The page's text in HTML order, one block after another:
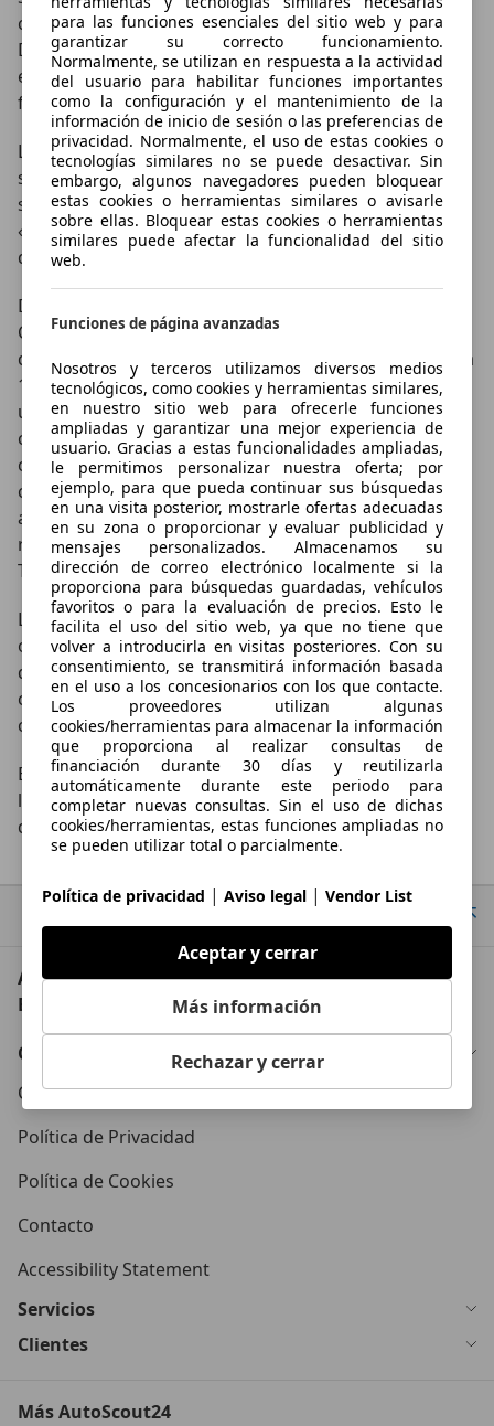
cada modelo no puede ser inferior a 1.000 por serie.
Dentro de una misma serie se pueden contabilizar
ediciones limitadas en número de unidades
fabricadas.
La marca austríaca KTM, presentó en 2009 una
superbike muy llamativa: la 1190 RC8, carenada de
serie en negro y naranja. Las ediciones limitadas
«Akrapovic» y «Red Bull» llevan instalados el sistema
de escape de competición Evo4 en titanio.
Ducati domina sin lugar a dudas la competición en el
Campeonato del Mundo, de ahí el interés que
despierta esta superdeportiva. Ducati demostró con la
1000DS (Dual Spark) su actual superioridad gracias a
una técnica innovadora. La electrónica de a bordo
controla la temperatura del aceite, la gestión de
combustible, tiempos entre revisiones y protección
contra uso indebido (antirrobo). El conductor
autorizado tiene a su disposición la potencia, aunque
reducida de forma deliberada, de un motor Desmo-L-
Twin con 95 CV y seis marchas.
La actual Supersport S1000 RR de BMW rueda con
optimismo bajo los colores negro y rojo en esta nueva
década. En su motor de cuatro cilindros, 999 cm3 de
cilindrada y más de 193 CV de potencia, «martillean»
cuatro válvulas de titanio a 13.000 r.p.m.
Estos ejemplos son para todos los demás fabricantes
la excusa perfecta para participar en esta competición
de la clase reina.
AutoScout24: el mayor mercado de automoción de
Europa
Conócenos
Condiciones Generales
Política de Privacidad
Política de Cookies
Contacto
Accessibility Statement
Servicios
Clientes
Más AutoScout24
para las funciones esenciales del sitio web y para
garantizar su correcto funcionamiento.
Normalmente, se utilizan en respuesta a la actividad
del usuario para habilitar funciones importantes
como la configuración y el mantenimiento de la
información de inicio de sesión o las preferencias de
privacidad. Normalmente, el uso de estas cookies o
tecnologías similares no se puede desactivar. Sin
embargo, algunos navegadores pueden bloquear
estas cookies o herramientas similares o avisarle
sobre ellas. Bloquear estas cookies o herramientas
similares puede afectar la funcionalidad del sitio
web.
Funciones de página avanzadas
Nosotros y terceros utilizamos diversos medios
tecnológicos, como cookies y herramientas similares,
en nuestro sitio web para ofrecerle funciones
ampliadas y garantizar una mejor experiencia de
usuario. Gracias a estas funcionalidades ampliadas,
le permitimos personalizar nuestra oferta; por
ejemplo, para que pueda continuar sus búsquedas
en una visita posterior, mostrarle ofertas adecuadas
en su zona o proporcionar y evaluar publicidad y
mensajes personalizados. Almacenamos su
dirección de correo electrónico localmente si la
proporciona para búsquedas guardadas, vehículos
favoritos o para la evaluación de precios. Esto le
facilita el uso del sitio web, ya que no tiene que
volver a introducirla en visitas posteriores. Con su
consentimiento, se transmitirá información basada
en el uso a los concesionarios con los que contacte.
Los proveedores utilizan algunas
cookies/herramientas para almacenar la información
que proporciona al realizar consultas de
financiación durante 30 días y reutilizarla
automáticamente durante este periodo para
completar nuevas consultas. Sin el uso de dichas
cookies/herramientas, estas funciones ampliadas no
se pueden utilizar total o parcialmente.
Política de privacidad | Aviso legal | Vendor List
Aceptar y cerrar
Más información
Rechazar y cerrar